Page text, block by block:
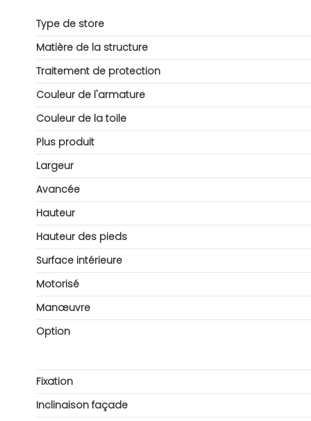
Type de store
Matière de la structure
Traitement de protection
Couleur de l'armature
Couleur de la toile
Plus produit
Largeur
Avancée
Hauteur
Hauteur des pieds
Surface intérieure
Motorisé
Manœuvre
Option
Fixation
Inclinaison façade